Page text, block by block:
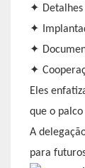
✦
✦
✦
✦
Eles
que o
A
para